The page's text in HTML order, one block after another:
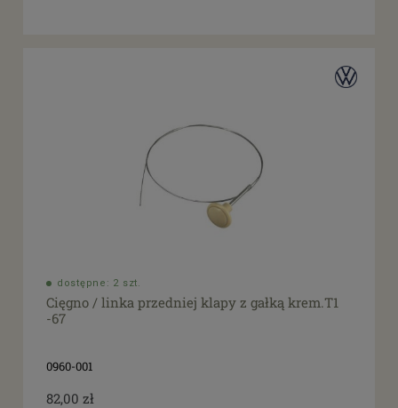
dostępne: 2 szt.
Cięgno / linka przedniej klapy z gałką krem.T1
-67
0960-001
82,00 zł